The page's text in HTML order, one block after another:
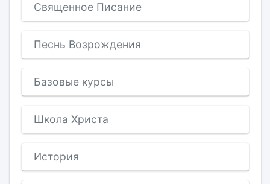
Священное Писание
Песнь Возрождения
Базовые курсы
Школа Христа
История